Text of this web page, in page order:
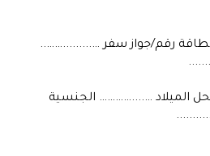
رقم/جواز سفر ….........……..
الميلاد …....………… الجنسية